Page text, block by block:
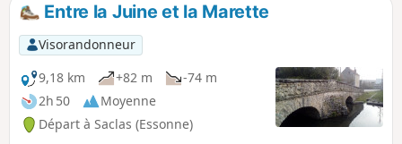
Entre la Juine et la Marette
Visorandonneur
9,18 km
+82 m
-74 m
2h 50
Moyenne
Départ à Saclas (Essonne)